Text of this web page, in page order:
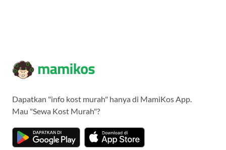
Dapatkan "info kost murah" hanya di MamiKos App.
Mau "Sewa Kost Murah"?